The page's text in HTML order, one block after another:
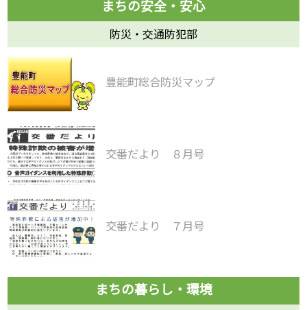
防災・交通防犯部
豊能町総合防災マップ
交番だより ８月号
交番だより ７月号